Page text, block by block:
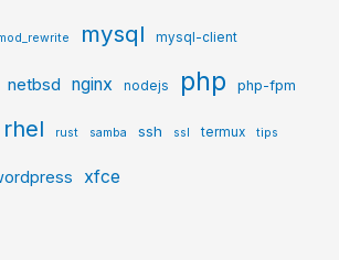
mysql mysql-client
netbsd nginx nodejs php php-fpm
rhel rust samba ssh ssl termux tips
xfce